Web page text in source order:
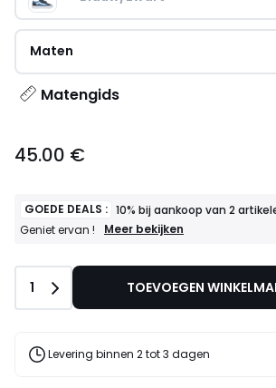
Maten
Matengids
€.
45.00 €
GOEDE DEALS : 10% bij aankoop van 2
Geniet ervan !
GOEDE
artikelen
Meer bekijken
Aantal
1 TOEVOEGEN
Levering binnen 2 tot 3 dagen